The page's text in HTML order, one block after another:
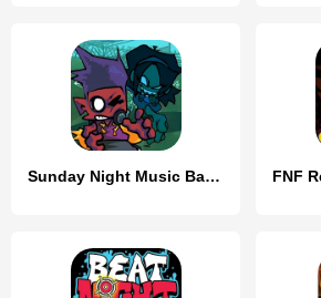
Sunday Night Music Battle